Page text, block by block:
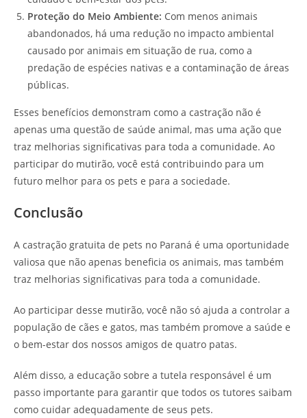
Proteção do Meio Ambiente: Com menos animais
abandonados, há uma redução no impacto ambiental
causado por animais em situação de rua, como a
predação de espécies nativas e a contaminação de áreas
públicas.
Esses benefícios demonstram como a castração não é
apenas uma questão de saúde animal, mas uma ação que
traz melhorias significativas para toda a comunidade. Ao
participar do mutirão, você está contribuindo para um
futuro melhor para os pets e para a sociedade.
Conclusão
A castração gratuita de pets no Paraná é uma oportunidade
valiosa que não apenas beneficia os animais, mas também
traz melhorias significativas para toda a comunidade.
Ao participar desse mutirão, você não só ajuda a controlar a
população de cães e gatos, mas também promove a saúde e
o bem-estar dos nossos amigos de quatro patas.
Além disso, a educação sobre a tutela responsável é um
passo importante para garantir que todos os tutores saibam
como cuidar adequadamente de seus pets.